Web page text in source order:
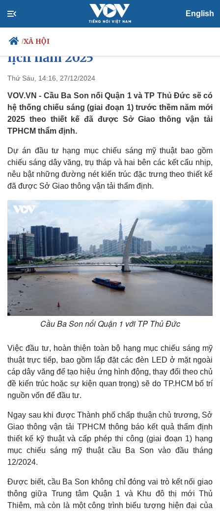
English
/XÃ HỘI
Chính trị
Đảng
Tổ chức nhân sự
Quốc hội
Nhận diện sự thật
Xã hội
Tin 24h
Dự báo thời tiết
Việc làm
Biển đảo
Thế giới
Quan sát
Cuộc sống đó đây
Hồ sơ
Multimedia
Video
Ảnh
E-Magazine
Cầu Ba Son sẽ có hệ thống chiếu
sáng nghệ thuật dịp Tết Dương
lịch năm 2025
Thứ Sáu, 14:16, 27/12/2024
VOV.VN - Cầu Ba Son nối Quận 1 và TP Thủ Đức sẽ có
hệ thống chiếu sáng (giai đoạn 1) trước thềm năm mới
2025 theo thiết kế đã được Sở Giao thông vận tải
TPHCM thẩm định.
Dự án đầu tư hạng mục chiếu sáng mỹ thuật bao gồm
chiếu sáng dây văng, trụ tháp và hai bên các kết cấu nhịp,
nêu bật những đường nét kiến trúc đặc trưng theo thiết kế
đã được Sở Giao thông vận tải thẩm định.
Cầu Ba Son nối Quận 1 với TP Thủ Đức
Việc đầu tư, hoàn thiện toàn bộ hạng mục chiếu sáng mỹ
thuật trực tiếp, bao gồm lắp đặt các đèn LED ở mặt ngoài
cáp dây văng để tạo hiệu ứng hình động, thay đổi theo chủ
đề kiến trúc hoặc sự kiện quan trọng) sẽ do TP.HCM bố trí
nguồn vốn để đầu tư.
Ngay sau khi được Thành phố chấp thuận chủ trương, Sở
Giao thông vận tải TPHCM thông báo kết quả thẩm định
thiết kế kỹ thuật và cấp phép thi công (giai đoạn 1) hạng
mục chiếu sáng mỹ thuật cầu Ba Son vào đầu tháng
12/2024.
Được biết, cầu Ba Son không chỉ đóng vai trò kết nối giao
thông giữa Trung tâm Quận 1 và Khu đô thị mới Thủ
Thiêm, mà còn là một công trình biểu tượng hiện đại của